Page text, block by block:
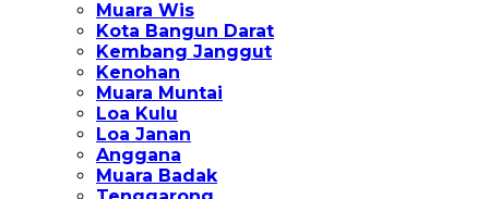
Muara Wis
Kota Bangun Darat
Kembang Janggut
Kenohan
Muara Muntai
Loa Kulu
Loa Janan
Anggana
Muara Badak